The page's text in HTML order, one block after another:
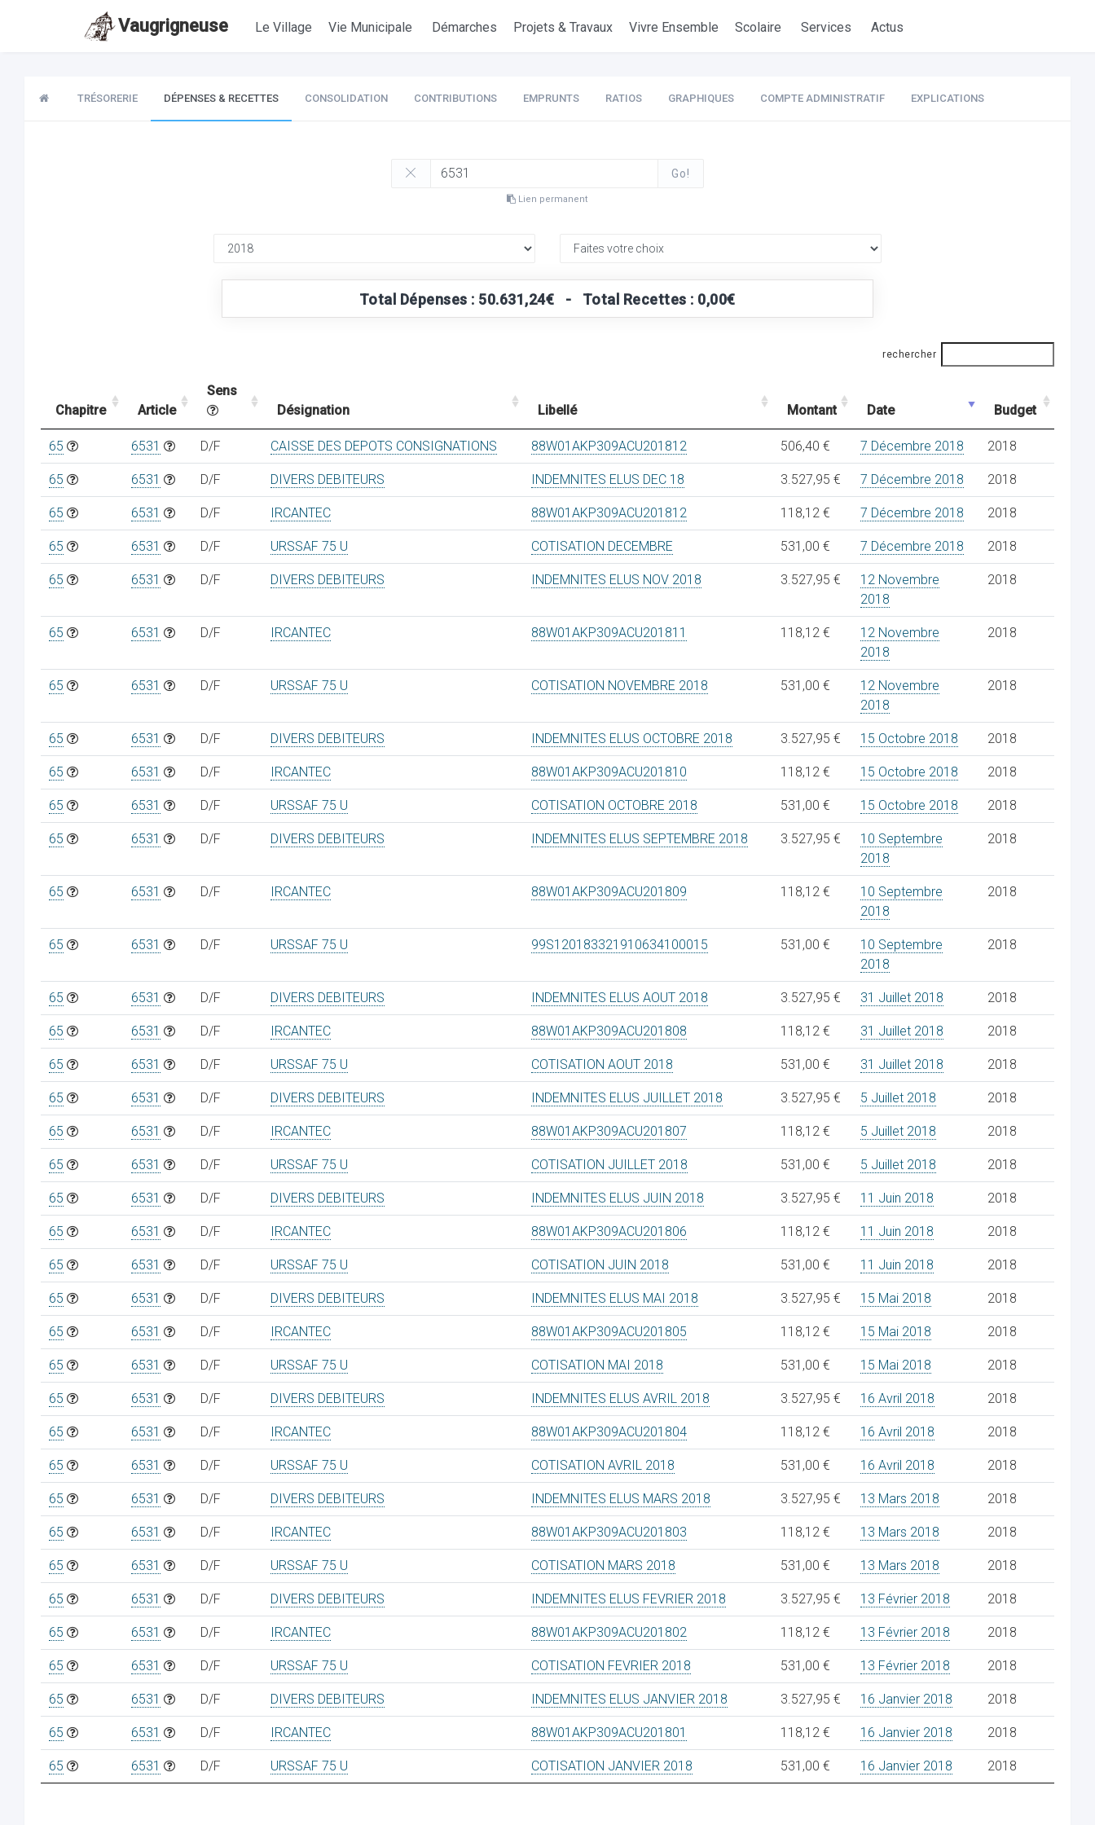
Vaugrigneuse Le Village Vie Municipale Démarches Projets & Travaux Vivre Ensemble Scolaire Services Actus
TRÉSORERIE DÉPENSES & RECETTES CONSOLIDATION CONTRIBUTIONS EMPRUNTS RATIOS GRAPHIQUES COMPTE ADMINISTRATIF EXPLICATIONS
Go!
Lien permanent
Total Dépenses : 50.631,24€ - Total Recettes : 0,00€
rechercher
Chapitre Article
Sens
Désignation
Libellé Montant Date Budget
65 6531 D/F CAISSE DES DEPOTS CONSIGNATIONS 88W01AKP309ACU201812 506,40 € 7 Décembre 2018 2018
65 6531 D/F DIVERS DEBITEURS INDEMNITES ELUS DEC 18 3.527,95 € 7 Décembre 2018 2018
65 6531 D/F IRCANTEC 88W01AKP309ACU201812 118,12 € 7 Décembre 2018 2018
65 6531 D/F URSSAF 75 U COTISATION DECEMBRE 531,00 € 7 Décembre 2018 2018
65 6531 D/F DIVERS DEBITEURS INDEMNITES ELUS NOV 2018 3.527,95 €
12 Novembre
2018
2018
65 6531 D/F IRCANTEC 88W01AKP309ACU201811 118,12 €
12 Novembre
2018
2018
65 6531 D/F URSSAF 75 U COTISATION NOVEMBRE 2018 531,00 €
12 Novembre
2018
2018
65 6531 D/F DIVERS DEBITEURS INDEMNITES ELUS OCTOBRE 2018 3.527,95 € 15 Octobre 2018 2018
65 6531 D/F IRCANTEC 88W01AKP309ACU201810 118,12 € 15 Octobre 2018 2018
65 6531 D/F URSSAF 75 U COTISATION OCTOBRE 2018 531,00 € 15 Octobre 2018 2018
65 6531 D/F DIVERS DEBITEURS INDEMNITES ELUS SEPTEMBRE 2018 3.527,95 €
10 Septembre
2018
2018
65 6531 D/F IRCANTEC 88W01AKP309ACU201809 118,12 €
10 Septembre
2018
2018
65 6531 D/F URSSAF 75 U 99S120183321910634100015 531,00 €
10 Septembre
2018
2018
65 6531 D/F DIVERS DEBITEURS INDEMNITES ELUS AOUT 2018 3.527,95 € 31 Juillet 2018 2018
65 6531 D/F IRCANTEC 88W01AKP309ACU201808 118,12 € 31 Juillet 2018 2018
65 6531 D/F URSSAF 75 U COTISATION AOUT 2018 531,00 € 31 Juillet 2018 2018
65 6531 D/F DIVERS DEBITEURS INDEMNITES ELUS JUILLET 2018 3.527,95 € 5 Juillet 2018 2018
65 6531 D/F IRCANTEC 88W01AKP309ACU201807 118,12 € 5 Juillet 2018 2018
65 6531 D/F URSSAF 75 U COTISATION JUILLET 2018 531,00 € 5 Juillet 2018 2018
65 6531 D/F DIVERS DEBITEURS INDEMNITES ELUS JUIN 2018 3.527,95 € 11 Juin 2018 2018
65 6531 D/F IRCANTEC 88W01AKP309ACU201806 118,12 € 11 Juin 2018 2018
65 6531 D/F URSSAF 75 U COTISATION JUIN 2018 531,00 € 11 Juin 2018 2018
65 6531 D/F DIVERS DEBITEURS INDEMNITES ELUS MAI 2018 3.527,95 € 15 Mai 2018 2018
65 6531 D/F IRCANTEC 88W01AKP309ACU201805 118,12 € 15 Mai 2018 2018
65 6531 D/F URSSAF 75 U COTISATION MAI 2018 531,00 € 15 Mai 2018 2018
65 6531 D/F DIVERS DEBITEURS INDEMNITES ELUS AVRIL 2018 3.527,95 € 16 Avril 2018 2018
65 6531 D/F IRCANTEC 88W01AKP309ACU201804 118,12 € 16 Avril 2018 2018
65 6531 D/F URSSAF 75 U COTISATION AVRIL 2018 531,00 € 16 Avril 2018 2018
65 6531 D/F DIVERS DEBITEURS INDEMNITES ELUS MARS 2018 3.527,95 € 13 Mars 2018 2018
65 6531 D/F IRCANTEC 88W01AKP309ACU201803 118,12 € 13 Mars 2018 2018
65 6531 D/F URSSAF 75 U COTISATION MARS 2018 531,00 € 13 Mars 2018 2018
65 6531 D/F DIVERS DEBITEURS INDEMNITES ELUS FEVRIER 2018 3.527,95 € 13 Février 2018 2018
65 6531 D/F IRCANTEC 88W01AKP309ACU201802 118,12 € 13 Février 2018 2018
65 6531 D/F URSSAF 75 U COTISATION FEVRIER 2018 531,00 € 13 Février 2018 2018
65 6531 D/F DIVERS DEBITEURS INDEMNITES ELUS JANVIER 2018 3.527,95 € 16 Janvier 2018 2018
65 6531 D/F IRCANTEC 88W01AKP309ACU201801 118,12 € 16 Janvier 2018 2018
65 6531 D/F URSSAF 75 U COTISATION JANVIER 2018 531,00 € 16 Janvier 2018 2018